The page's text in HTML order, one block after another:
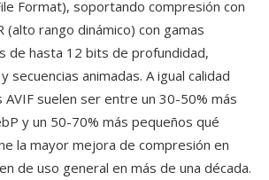
Format), soportando compresión con
(alto rango dinámico) con gamas
de hasta 12 bits de profundidad,
secuencias animadas. A igual calidad
AVIF suelen ser entre un 30-50% más
y un 50-70% más pequeños qué
la mayor mejora de compresión en
de uso general en más de una década.